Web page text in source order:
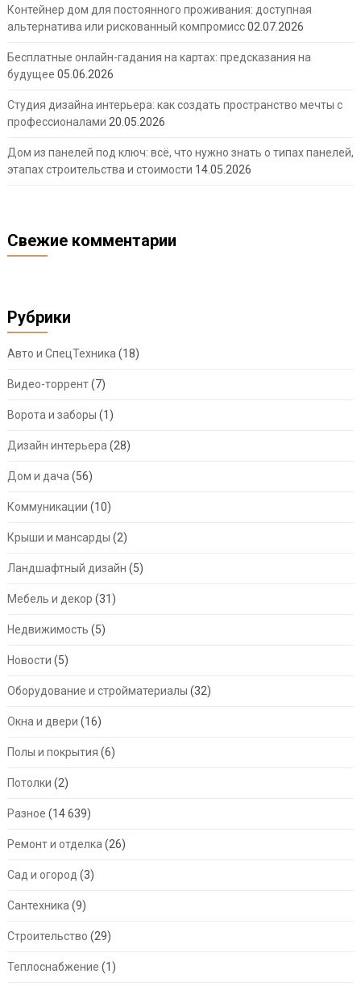
Контейнер дом для постоянного проживания: доступная
альтернатива или рискованный компромисс02.07.2026
Бесплатные онлайн-гадания на картах: предсказания на
будущее 05.06.2026
Студия дизайна интерьера: как создать пространство мечты с
профессионалами 20.05.2026
Дом из панелей под ключ: всё, что нужно знать о типах панелей,
этапах строительства и стоимости 14.05.2026
Свежие комментарии
Рубрики
Авто и СпецТехника (18)
Видео-торрент(7)
Ворота и заборы (1)
Дизайн интерьера (28)
Дом и дача (56)
Коммуникации (10)
Крыши и мансарды (2)
Ландшафтный дизайн (5)
Мебель и декор (31)
Недвижимость (5)
Новости (5)
Оборудование и стройматериалы (32)
Окна и двери (16)
Полы и покрытия (6)
Потолки (2)
Разное (14 639)
Ремонт и отделка (26)
Сад и огород (3)
Сантехника (9)
Строительство (29)
Теплоснабжение (1)